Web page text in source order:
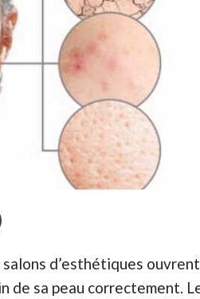
d’esthétiques
de sa peau correctement.